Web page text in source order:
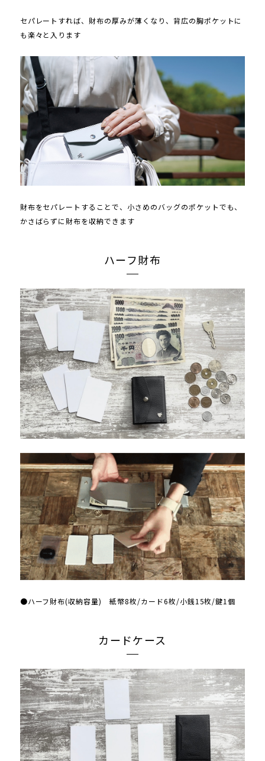
セパレートすれば、財布の厚みが薄くなり、背広の胸ポケットに
も楽々と入ります
財布をセパレートすることで、小さめのバッグのポケットでも、
かさばらずに財布を収納できます
ハーフ財布
●ハーフ財布(収納容量) 紙幣8枚/カード6枚/小銭15枚/鍵1個
カードケース